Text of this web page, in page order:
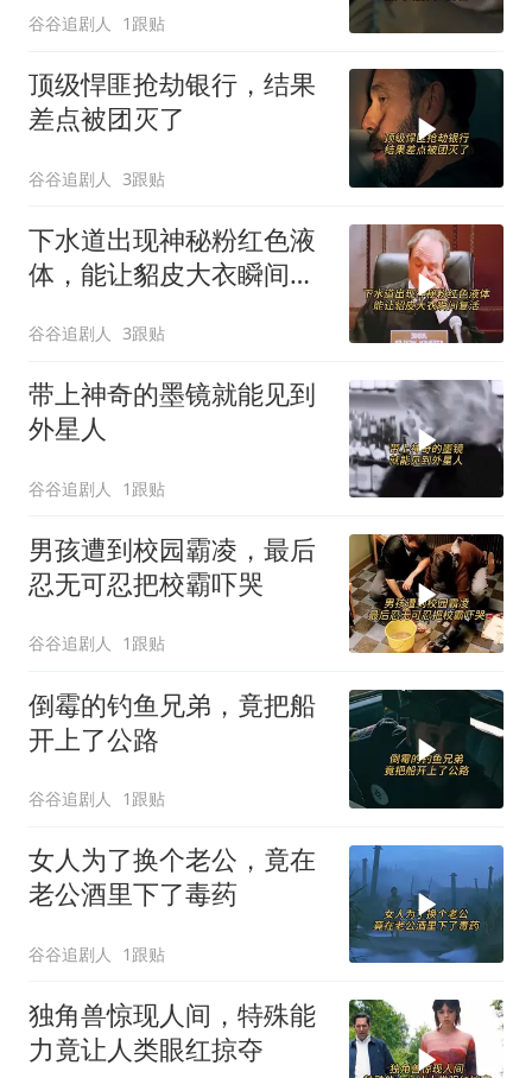
谷谷追剧人 1跟贴
顶级悍匪抢劫银行，结果
差点被团灭了
谷谷追剧人 3跟贴
下水道出现神秘粉红色液
体，能让貂皮大衣瞬间复
谷谷追剧人 3跟贴
带上神奇的墨镜就能见到
外星人
谷谷追剧人 1跟贴
男孩遭到校园霸凌，最后
忍无可忍把校霸吓哭
谷谷追剧人 1跟贴
倒霉的钓鱼兄弟，竟把船
开上了公路
谷谷追剧人 1跟贴
女人为了换个老公，竟在
老公酒里下了毒药
谷谷追剧人 1跟贴
独角兽惊现人间，特殊能
力竟让人类眼红掠夺